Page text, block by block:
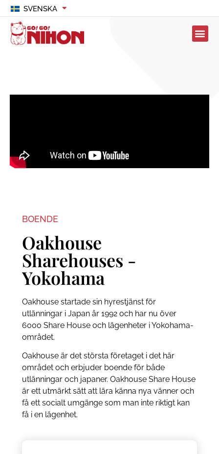
SVENSKA
BOENDE
Oakhouse
Sharehouses -
Yokohama
Oakhouse startade sin hyrestjänst för
utlänningar i Japan år 1992 och har nu över
6000 Share House och lägenheter i Yokohama-
området.
Oakhouse är det största företaget i det här
området och erbjuder boende för både
utlänningar och japaner. Oakhouse Share House
är ett utmärkt sätt att lära känna nya vänner och
få ett socialt umgänge som man inte riktigt kan
få i en lägenhet.